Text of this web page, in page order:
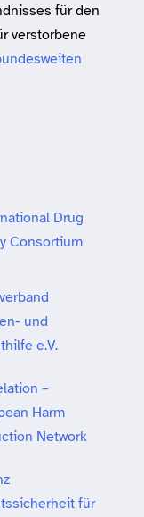
für den
verstorbene
Drug
Consortium
und
e.V.
–
Harm
Network
für